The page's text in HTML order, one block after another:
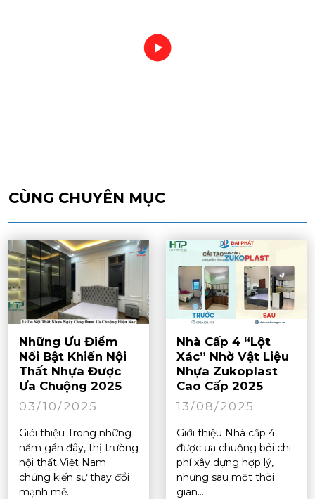
CÙNG CHUYÊN MỤC
Những Ưu Điểm
Nổi Bật Khiến Nội
Thất Nhựa Được
Ưa Chuộng 2025
03/10/2025
Giới thiệu Trong những
năm gần đây, thị trường
nội thất Việt Nam
chứng kiến sự thay đổi
mạnh mẽ...
Nhà Cấp 4 “Lột
Xác” Nhờ Vật Liệu
Nhựa Zukoplast
Cao Cấp 2025
13/08/2025
Giới thiệu Nhà cấp 4
được ưa chuộng bởi chi
phí xây dựng hợp lý,
nhưng sau một thời
gian...